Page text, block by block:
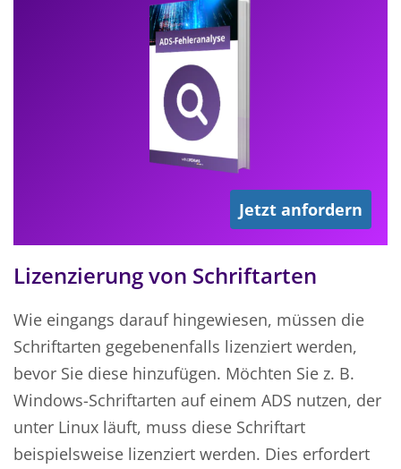
Jetzt anfordern
Lizenzierung von Schriftarten
Wie eingangs darauf hingewiesen, müssen die
Schriftarten gegebenenfalls lizenziert werden,
bevor Sie diese hinzufügen. Möchten Sie z. B.
Windows-Schriftarten auf einem ADS nutzen, der
unter Linux läuft, muss diese Schriftart
beispielsweise lizenziert werden. Dies erfordert